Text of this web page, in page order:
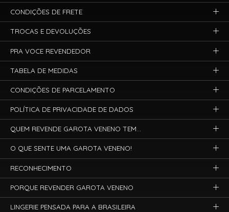
CONDIÇÕES DE FRETE
TROCAS E DEVOLUÇÕES
PRA VOCE REVENDEDOR
TABELA DE MEDIDAS
CONDIÇÕES DE PARCELAMENTO
POLÍTICA DE PRIVACIDADE DE DADOS
QUEM REVENDE GAROTA VENENO TEM...
O QUE SENTE UMA GAROTA VENENO!
RECONHECIMENTO
PORQUE REVENDER GAROTA VENENO
LINGERIE PENSADA PARA A BRASILEIRA